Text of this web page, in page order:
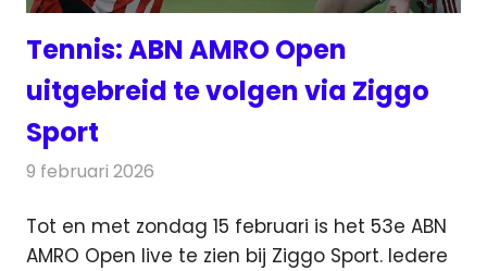
Tennis: ABN AMRO Open
uitgebreid te volgen via Ziggo
Sport
9 februari 2026
Tot en met zondag 15 februari is het 53e ABN
AMRO Open live te zien bij Ziggo Sport. Iedere